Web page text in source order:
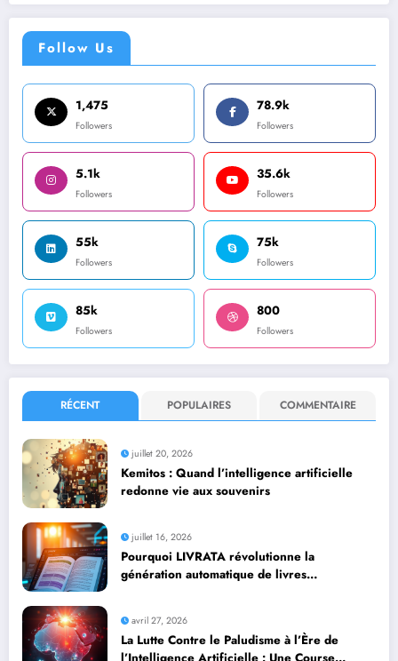
Follow Us
1,475
Followers
78.9k
Followers
5.1k
Followers
35.6k
Followers
55k
Followers
75k
Followers
85k
Followers
800
Followers
RÉCENT POPULAIRES COMMENTAIRE
juillet 20, 2026
Kemitos : Quand l’intelligence artificielle
redonne vie aux souvenirs
juillet 16, 2026
Pourquoi LIVRATA révolutionne la
génération automatique de livres
avril 27, 2026
La Lutte Contre le Paludisme à l’Ère de
l’Intelligence Artificielle : Une Course